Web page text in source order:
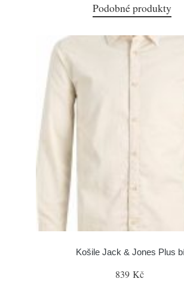
Podobné produkty
Košile Jack & Jones Plus
839 Kč